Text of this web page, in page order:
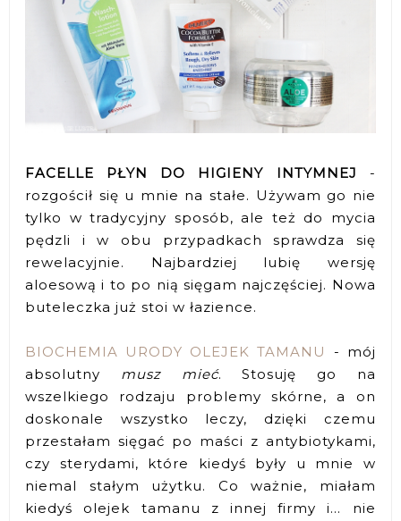
FACELLE PŁYN DO HIGIENY INTYMNEJ -
rozgościł się u mnie na stałe. Używam go nie
tylko w tradycyjny sposób, ale też do mycia
pędzli i w obu przypadkach sprawdza się
rewelacyjnie. Najbardziej lubię wersję
aloesową i to po nią sięgam najczęściej. Nowa
buteleczka już stoi w łazience.
BIOCHEMIA URODY OLEJEK TAMANU
- mój
absolutny musz mieć. Stosuję go na
wszelkiego rodzaju problemy skórne, a on
doskonale wszystko leczy, dzięki czemu
przestałam sięgać po maści z antybiotykami,
czy sterydami, które kiedyś były u mnie w
niemal stałym użytku. Co ważnie, miałam
kiedyś olejek tamanu z innej firmy i... nie